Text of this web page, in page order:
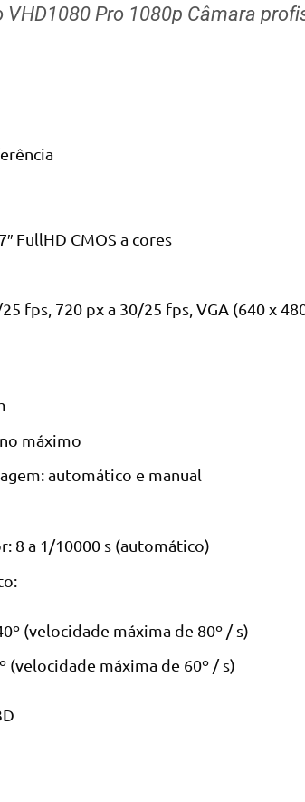
Pro 1080p Câmara
FullHD CMOS a cores
fps, 720 px a 30/25 fps, VGA (640 x
máximo
automático e manual
8 a 1/10000 s (automático)
(velocidade máxima de 80º / s)
(velocidade máxima de 60º / s)